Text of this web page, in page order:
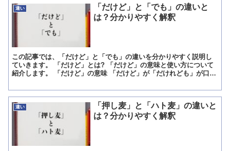
違い
「だけど」と「でも」の違いと
は？分かりやすく解釈
この記事では、「だけど」と「でも」の違いを分かりやすく説明し
ていきます。 「だけど」とは? 「だけど」の意味と使い方について
紹介します。 「だけど」の意味 「だけど」が「だけれども」が口語
違い
「押し麦」と「ハト麦」の違いと
は？分かりやすく解釈